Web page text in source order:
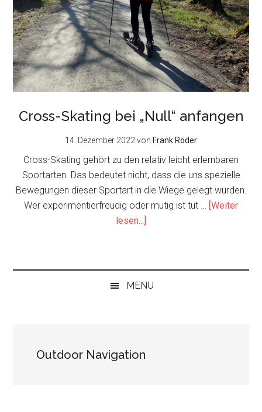
Cross-Skating bei „Null“ anfangen
14. Dezember 2022von Frank Röder
Cross-Skating gehört zu den relativ leicht erlernbaren
Sportarten. Das bedeutet nicht, dass die uns spezielle
Bewegungen dieser Sportart in die Wiege gelegt wurden.
Wer experimentierfreudig oder mutig ist tut … [Weiter
lesen...]
„Null“
MENU
Outdoor Navigation